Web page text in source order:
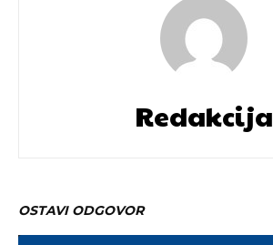
Redakcija
OSTAVI ODGOVOR